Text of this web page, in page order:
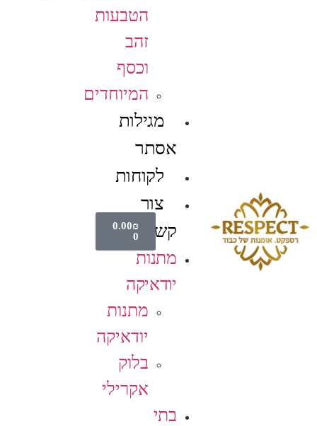
הטבעות
זהב
וכסף
המיוחדים
מגילות
אסתר
לקוחות
צור
קשר
מתנות
יודאיקה
מתנות
יודאיקה
בלוק
אקרילי
בתי
0.00₪
0